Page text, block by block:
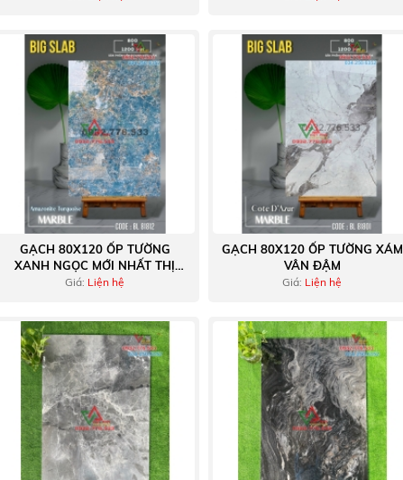
GẠCH 80X120 ỐP TƯỜNG
XANH NGỌC MỚI NHẤT THỊ
TRƯỜNG HCM
Giá: Liện hệ
GẠCH 80X120 ỐP TƯỜNG XÁM
VÂN ĐẬM
Giá: Liện hệ